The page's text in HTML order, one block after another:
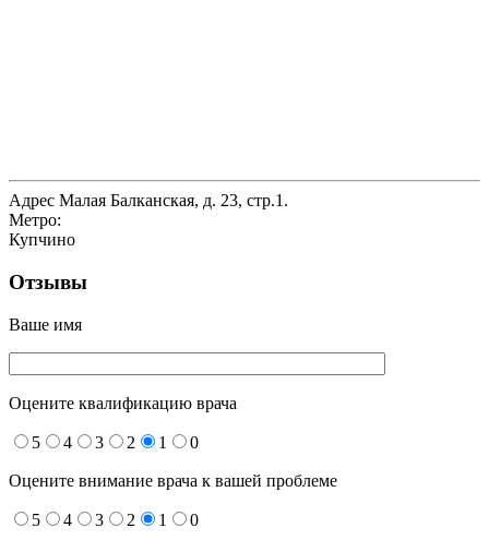
Адрес Малая Балканская, д. 23, стр.1.
Метро:
Купчино
Отзывы
Ваше имя
Оцените квалификацию врача
5 4 3 2 1 0
Оцените внимание врача к вашей проблеме
5 4 3 2 1 0